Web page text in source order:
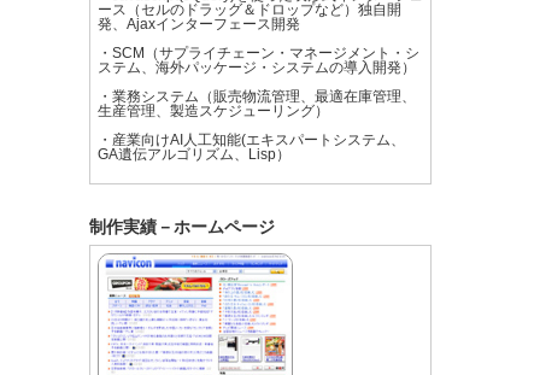
ース（セルのドラッグ＆ドロップなど）独自開
発、Ajaxインターフェース開発
・SCM（サプライチェーン・マネージメント・シ
ステム、海外パッケージ・システムの導入開発）
・業務システム（販売物流管理、最適在庫管理、
生産管理、製造スケジューリング）
・産業向けAI人工知能(エキスパートシステム、
GA遺伝アルゴリズム、Lisp）
制作実績－ホームページ